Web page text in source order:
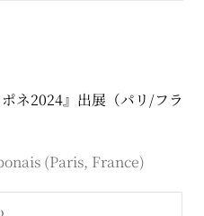
ネ2024』出展（パリ/フラ
(Paris, France)